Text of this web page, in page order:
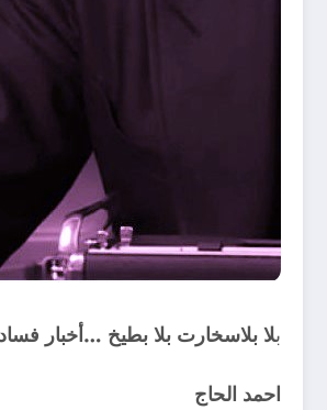
بلا بلاسخارت بلا بطيخ …أخبار
احمد الحاج